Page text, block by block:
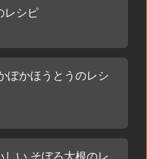
レシピ
ぽかほうとうのレシ
しい そぼろ大根のレ